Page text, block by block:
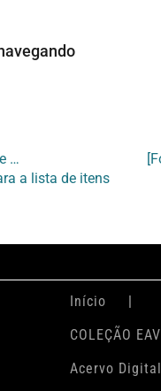
[Fotografia de Maquete para Exposição de Marcos Flaksman]
a lista de itens
Início
COLEÇÃO EAV
Acervo Digital